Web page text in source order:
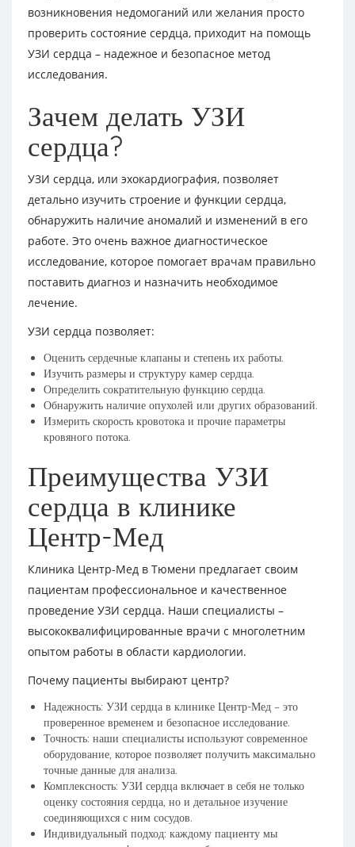
возникновения недомоганий или желания просто
проверить состояние сердца, приходит на помощь
УЗИ сердца – надежное и безопасное метод
исследования.
Зачем делать УЗИ
сердца?
УЗИ сердца, или эхокардиография, позволяет
детально изучить строение и функции сердца,
обнаружить наличие аномалий и изменений в его
работе. Это очень важное диагностическое
исследование, которое помогает врачам правильно
поставить диагноз и назначить необходимое
лечение.
УЗИ сердца позволяет:
Оценить сердечные клапаны и степень их работы.
Изучить размеры и структуру камер сердца.
Определить сократительную функцию сердца.
Обнаружить наличие опухолей или других образований.
Измерить скорость кровотока и прочие параметры
кровяного потока.
Преимущества УЗИ
сердца в клинике
Центр-Мед
Клиника Центр-Мед в Тюмени предлагает своим
пациентам профессиональное и качественное
проведение УЗИ сердца. Наши специалисты –
высококвалифицированные врачи с многолетним
опытом работы в области кардиологии.
Почему пациенты выбирают центр?
Надежность: УЗИ сердца в клинике Центр-Мед – это
проверенное временем и безопасное исследование.
Точность: наши специалисты используют современное
оборудование, которое позволяет получить максимально
точные данные для анализа.
Комплексность: УЗИ сердца включает в себя не только
оценку состояния сердца, но и детальное изучение
соединяющихся с ним сосудов.
Индивидуальный подход: каждому пациенту мы